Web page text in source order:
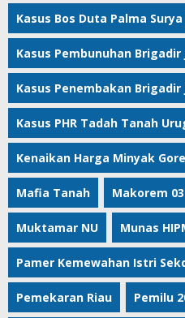
Kasus Bos Duta Palma
Kasus Pembunuhan Brigadir
Kasus Penembakan Brigadir
Kasus PHR Tadah Tanah
Kenaikan Harga Minyak
Mafia Tanah Makorem
Muktamar NU Munas
Pamer Kemewahan Istri
Pemekaran Riau Pemilu